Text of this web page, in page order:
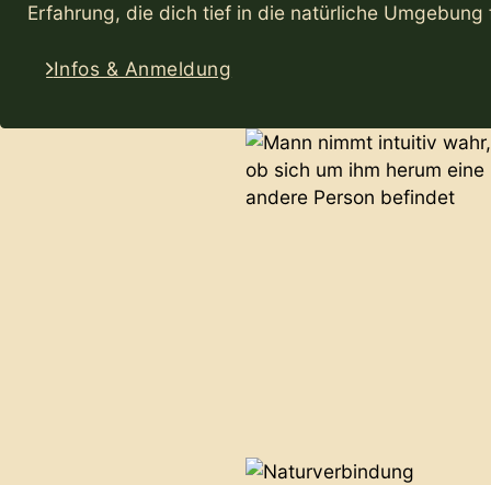
Erfahrung, die dich tief in die natürliche
Infos & Anmeldung